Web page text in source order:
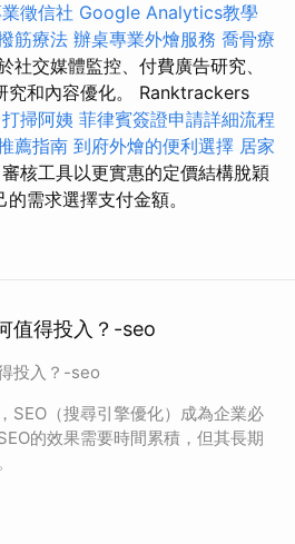
徵信社 Google Analytics教學
筋療法 辦桌專業外燴服務 喬骨療
社交媒體監控、付費廣告研究、
究和內容優化。 Ranktrackers
打掃阿姨 菲律賓簽證申請詳細流程
薦指南 到府外燴的便利選擇 居家
審核工具以更實惠的定價結構脫穎
需求選擇支付金額。
值得投入？-seo
投入？-seo
SEO（搜尋引擎優化）成為企業必
的效果需要時間累積，但其長期